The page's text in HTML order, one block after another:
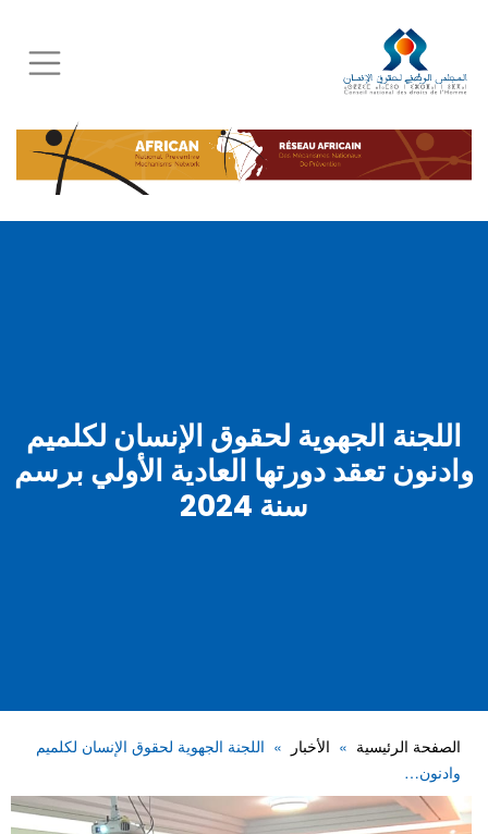
Skip
to
main
content
اللجنة الجهوية لحقوق الإنسان لكلميم
وادنون تعقد دورتها العادية الأولي برسم
سنة 2024
الصفحة الرئيسية الأخبار
اللجنة الجهوية لحقوق الإنسان لكلميم
وادنون…